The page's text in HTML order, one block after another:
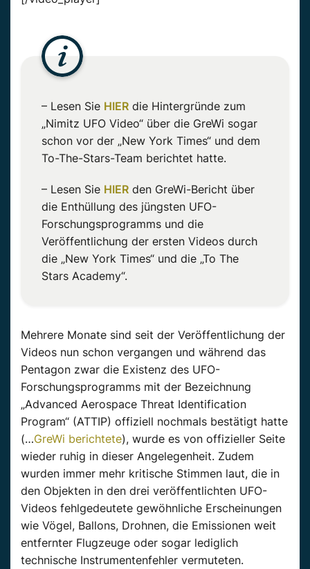
– Lesen Sie HIER die Hintergründe zum
„Nimitz UFO Video“ über die GreWi sogar
schon vor der „New York Times“ und dem
To-The-Stars-Team berichtet hatte.
– Lesen Sie HIER den GreWi-Bericht über
die Enthüllung des jüngsten UFO-
Forschungsprogramms und die
Veröffentlichung der ersten Videos durch
die „New York Times“ und die „To The
Stars Academy“.
Mehrere Monate sind seit der Veröffentlichung der
Videos nun schon vergangen und während das
Pentagon zwar die Existenz des UFO-
Forschungsprogramms mit der Bezeichnung
„Advanced Aerospace Threat Identification
Program“ (ATTIP) offiziell nochmals bestätigt hatte
(…GreWi berichtete), wurde es von offizieller Seite
wieder ruhig in dieser Angelegenheit. Zudem
wurden immer mehr kritische Stimmen laut, die in
den Objekten in den drei veröffentlichten UFO-
Videos fehlgedeutete gewöhnliche Erscheinungen
wie Vögel, Ballons, Drohnen, die Emissionen weit
entfernter Flugzeuge oder sogar lediglich
technische Instrumentenfehler vermuteten.